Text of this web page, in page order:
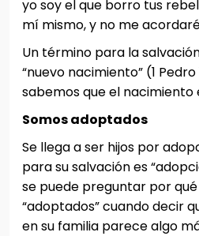
yo soy el que borro tus
mí mismo, y no me
Un término para la
“nuevo nacimiento” (1 Pedro
sabemos que el nacimiento
Somos adoptados
Se llega a ser hijos por
para su salvación es
se puede preguntar por
“adoptados” cuando decir
en su familia parece algo